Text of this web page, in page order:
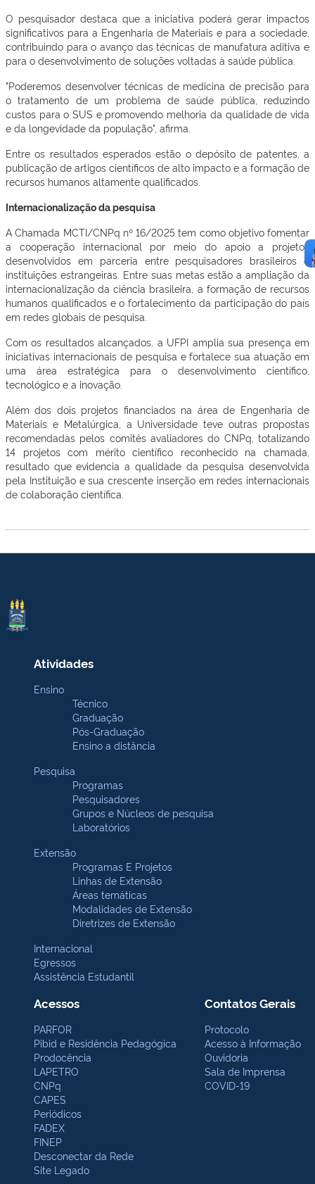
O pesquisador destaca que a iniciativa poderá gerar impactos
significativos para a Engenharia de Materiais e para a sociedade,
contribuindo para o avanço das técnicas de manufatura aditiva e
para o desenvolvimento de soluções voltadas à saúde pública.
"Poderemos desenvolver técnicas de medicina de precisão para
o tratamento de um problema de saúde pública, reduzindo
custos para o SUS e promovendo melhoria da qualidade de vida
e da longevidade da população", afirma.
Entre os resultados esperados estão o depósito de patentes, a
publicação de artigos científicos de alto impacto e a formação de
recursos humanos altamente qualificados.
Internacionalização da pesquisa
A Chamada MCTI/CNPq nº 16/2025 tem como objetivo fomentar
a cooperação internacional por meio do apoio a projetos
desenvolvidos em parceria entre pesquisadores brasileiros e
instituições estrangeiras. Entre suas metas estão a ampliação da
internacionalização da ciência brasileira, a formação de recursos
humanos qualificados e o fortalecimento da participação do país
em redes globais de pesquisa.
Com os resultados alcançados, a UFPI amplia sua presença em
iniciativas internacionais de pesquisa e fortalece sua atuação em
uma área estratégica para o desenvolvimento científico,
tecnológico e a inovação.
Além dos dois projetos financiados na área de Engenharia de
Materiais e Metalúrgica, a Universidade teve outras propostas
recomendadas pelos comitês avaliadores do CNPq, totalizando
14 projetos com mérito científico reconhecido na chamada,
resultado que evidencia a qualidade da pesquisa desenvolvida
pela Instituição e sua crescente inserção em redes internacionais
de colaboração científica.
Atividades
Ensino
Técnico
Graduação
Pós-Graduação
Ensino a distância
Pesquisa
Programas
Pesquisadores
Grupos e Núcleos de pesquisa
Laboratórios
Extensão
Programas E Projetos
Linhas de Extensão
Áreas temáticas
Modalidades de Extensão
Diretrizes de Extensão
Internacional
Egressos
Assistência Estudantil
Acessos
PARFOR
Pibid e Residência Pedagógica
Prodocência
LAPETRO
CNPq
CAPES
Periódicos
FADEX
FINEP
Desconectar da Rede
Site Legado
Contatos Gerais
Protocolo
Acesso à Informação
Ouvidoria
Sala de Imprensa
COVID-19